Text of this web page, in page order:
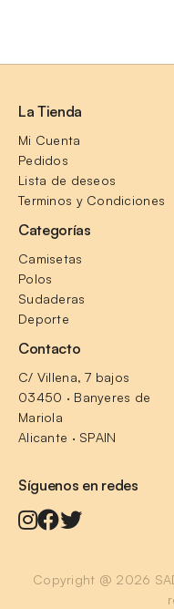
La Tienda
Mi Cuenta
Pedidos
Lista de deseos
Terminos y Condiciones
Categorías
Camisetas
Polos
Sudaderas
Deporte
Contacto
C/ Villena, 7 bajos
03450 · Banyeres de
Mariola
Alicante · SPAIN
Síguenos en redes
Copyright @ 2026